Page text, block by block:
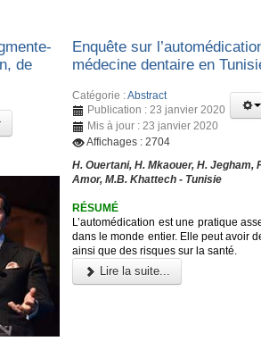
de
Enquête sur
médecine dentaire en
Catégorie :Abstract
Publication : 23 janvier 2020
Mis à jour : 23 janvier 2020
Affichages : 2704
H. Ouertani, H. Mkaouer, H. Jegham,
Amor, M.B. Khattech - Tunisie
RÉSUMÉ
L’automédication est une pratique
dans le monde entier. Elle peut avoir
ainsi que des risques sur la santé.
Lire la suite...